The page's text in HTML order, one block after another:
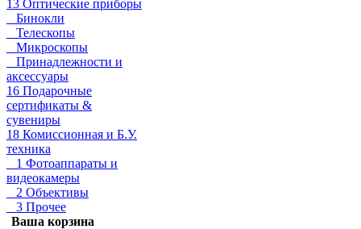
13 Оптические приборы
Бинокли
Телескопы
Микроскопы
Принадлежности и
аксессуары
16 Подарочные
сертификаты &
сувениры
18 Комиссионная и Б.У.
техника
1 Фотоаппараты и
видеокамеры
2 Объективы
3 Прочее
Ваша корзина